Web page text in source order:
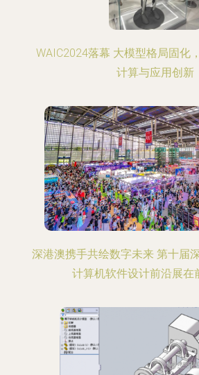
WAIC2024落幕 大模型格局固化
计算与应用创新
深港澳携手共绘数字未来 第十届
计算机软件设计前沿展在